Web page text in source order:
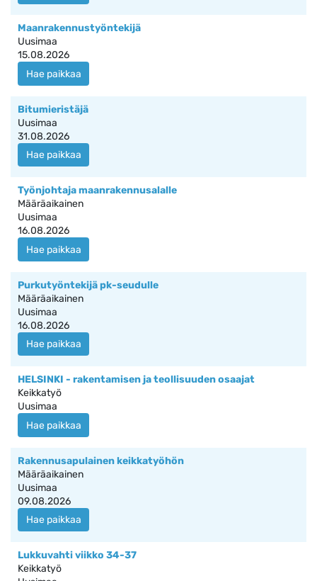
Maanrakennustyöntekijä
Uusimaa
15.08.2026
Hae paikkaa
Bitumieristäjä
Uusimaa
31.08.2026
Hae paikkaa
Työnjohtaja maanrakennusalalle
Määräaikainen
Uusimaa
16.08.2026
Hae paikkaa
Purkutyöntekijä pk-seudulle
Määräaikainen
Uusimaa
16.08.2026
Hae paikkaa
HELSINKI - rakentamisen ja teollisuuden osaajat
Keikkatyö
Uusimaa
Hae paikkaa
Rakennusapulainen keikkatyöhön
Määräaikainen
Uusimaa
09.08.2026
Hae paikkaa
Lukkuvahti viikko 34-37
Keikkatyö